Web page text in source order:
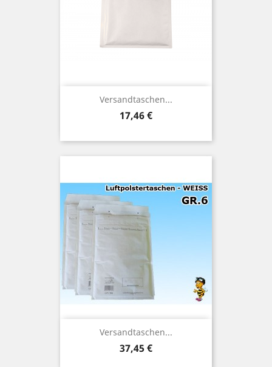
Versandtaschen...
Preis
17,46 €
Versandtaschen...
Preis
37,45 €